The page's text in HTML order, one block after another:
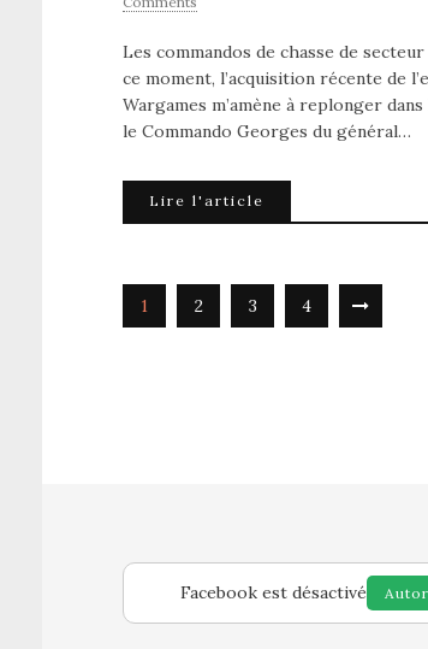
Les commandos de chasse de
ce moment, l’acquisition récente de
Wargames m’amène à replonger
le Commando Georges du général…
Lire l'article
1 2 3 4
Facebook est désactivé